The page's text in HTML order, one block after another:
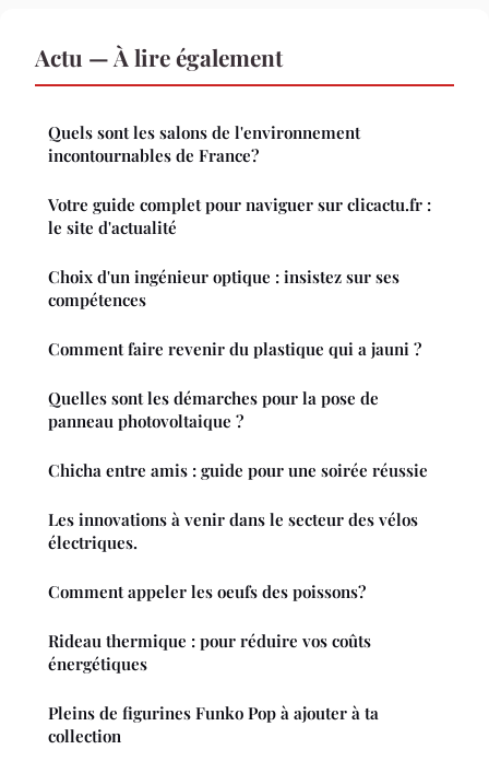
Actu — À lire également
Quels sont les salons de l'environnement
incontournables de France?
Votre guide complet pour naviguer sur clicactu.fr :
le site d'actualité
Choix d'un ingénieur optique : insistez sur ses
compétences
Comment faire revenir du plastique qui a jauni ?
Quelles sont les démarches pour la pose de
panneau photovoltaique ?
Chicha entre amis : guide pour une soirée réussie
Les innovations à venir dans le secteur des vélos
électriques.
Comment appeler les oeufs des poissons?
Rideau thermique : pour réduire vos coûts
énergétiques
Pleins de figurines Funko Pop à ajouter à ta
collection